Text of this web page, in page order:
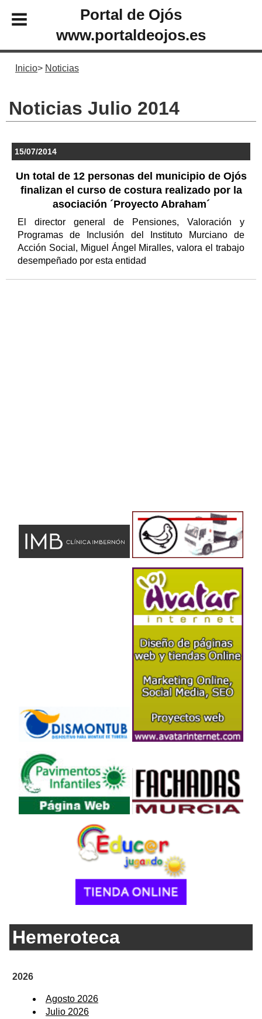
Portal de Ojós
www.portaldeojos.es
Inicio Noticias
Noticias Julio 2014
15/07/2014
Un total de 12 personas del municipio de Ojós
finalizan el curso de costura realizado por la
asociación ´Proyecto Abraham´
El director general de Pensiones, Valoración y
Programas de Inclusión del Instituto Murciano de
Acción Social, Miguel Ángel Miralles, valora el trabajo
desempeñado por esta entidad
Hemeroteca
2026
Agosto 2026
Julio 2026